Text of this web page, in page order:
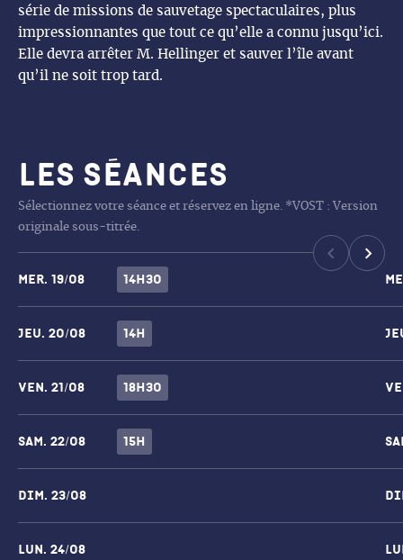
série de missions de sauvetage spectaculaires, plus
impressionnantes que tout ce qu’elle a connu jusqu’ici.
Elle devra arrêter M. Hellinger et sauver l’île avant
qu’il ne soit trop tard.
Les séances
Sélectionnez votre séance et réservez en ligne. *VOST : Version
originale sous-titrée.
mer. 19/08 14h30
jeu. 20/08 14h
ven. 21/08 18h30
sam. 22/08 15h
dim. 23/08
lun. 24/08